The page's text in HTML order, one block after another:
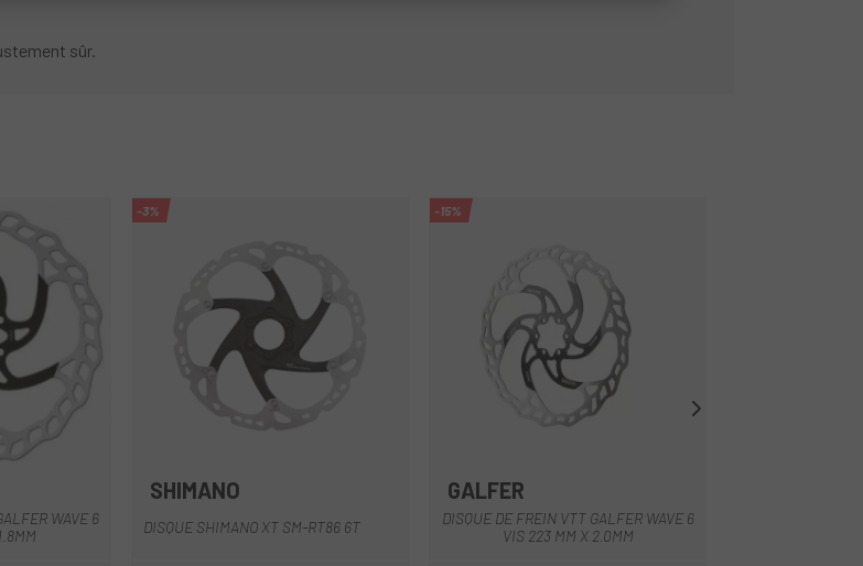
sûr.
WAVE 6
-3%
SHIMANO
DISQUE SHIMANO XT SM-RT86 6T
-15%
GALFER
DISQUE DE FREIN VTT GALFER WAVE 6
VIS 223 MM X 2.0MM